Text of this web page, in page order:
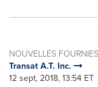
NOUVELLES
Transat A.T. Inc.
12 sept, 2018, 13:54 ET